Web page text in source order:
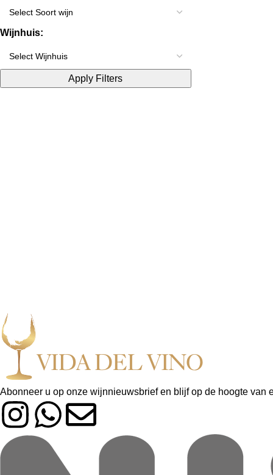
Wijnhuis:
Apply Filters
Abonneer u op onze wijnnieuwsbrief en blijf op de hoogte